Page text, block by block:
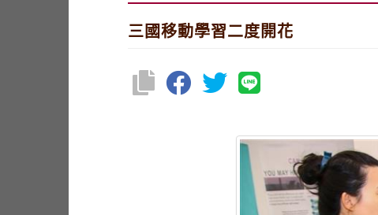
三國移動學習二度開花